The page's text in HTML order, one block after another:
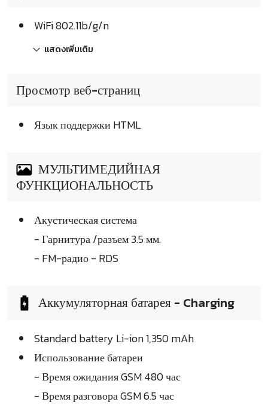
WiFi 802.11b/g/n
แสดงเพิ่มเติม
Просмотр веб-страниц
Язык поддержки HTML
МУЛЬТИМЕДИЙНАЯ
ФУНКЦИОНАЛЬНОСТЬ
Акустическая система
- Гарнитура /разъем 3.5 мм.
- FM-радио - RDS
Аккумуляторная батарея - Charging
Standard battery Li-ion 1,350 mAh
Использование батареи
- Время ожидания GSM 480 час
- Время разговора GSM 6.5 час